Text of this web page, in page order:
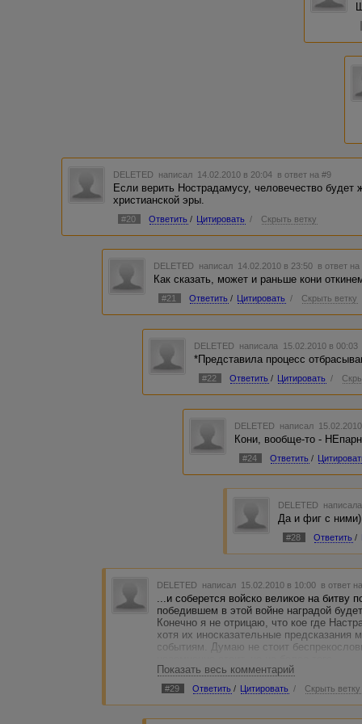
DELETED написал 14.02.2010 в 20:04 в ответ на #9
Если верить Нострадамусу, человечество будет
христианской эры.
#20 Ответить / Цитировать / Скрыть ветку
DELETED написал 14.02.2010 в 23:50 в ответ
Как сказать, может и раньше кони
#21 Ответить / Цитировать / Скрыть ветку
DELETED написала 15.02.2010 в
*Представила процесс
#22 Ответить / Цитировать /
DELETED написал
Кони, вообще-то -
#24 Ответить /
DELETED
Да и фиг с ними)
#28 Ответить /
DELETED написал 15.02.2010 в 10:00 в ответ
...и соберется войско великое на битву
победившем в этой войне наградой
Конечно я не отрицаю, что кое где
хотя их иносказательные предсказания
событиям. Думаю не стоит
Думаю что смерть человечеству
пришельцев", ни "рука господа" и т.д.
топливо для станций, вырабатывающих
мировой энергетики. ГЭС не смогут
будет совершён переход на
Показать весь комментарий
#29 Ответить / Цитировать / Скрыть ветку